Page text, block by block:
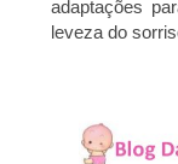
adaptações
leveza do